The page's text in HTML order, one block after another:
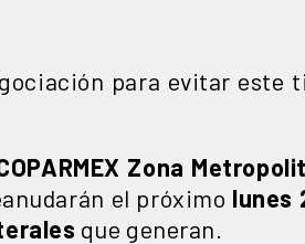
para evitar este
Zona
el próximo lunes
que generan.